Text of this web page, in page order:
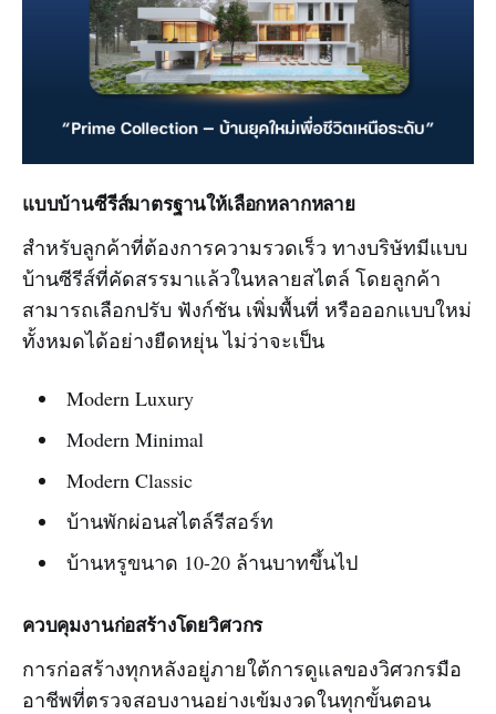
แบบบ้านซีรีส์มาตรฐานให้เลือกหลากหลาย
สำหรับลูกค้าที่ต้องการความรวดเร็ว ทางบริษัทมีแบบ
บ้านซีรีส์ที่คัดสรรมาแล้วในหลายสไตล์ โดยลูกค้า
สามารถเลือกปรับ ฟังก์ชัน เพิ่มพื้นที่ หรือออกแบบใหม่
ทั้งหมดได้อย่างยืดหยุ่น ไม่ว่าจะเป็น
Modern Luxury
Modern Minimal
Modern Classic
บ้านพักผ่อนสไตล์รีสอร์ท
บ้านหรูขนาด 10-20 ล้านบาทขึ้นไป
ควบคุมงานก่อสร้างโดยวิศวกร
การก่อสร้างทุกหลังอยู่ภายใต้การดูแลของวิศวกรมือ
อาชีพที่ตรวจสอบงานอย่างเข้มงวดในทุกขั้นตอน